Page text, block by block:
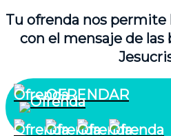
Tu ofrenda nos permite
con el mensaje de las
OFRENDAR